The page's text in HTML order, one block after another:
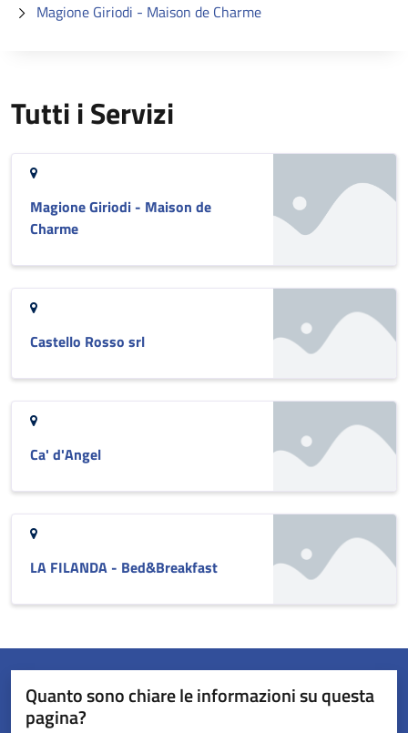
Magione Giriodi - Maison de Charme
Tutti i Servizi
Magione Giriodi - Maison de
Charme
Castello Rosso srl
Ca' d'Angel
LA FILANDA - Bed&Breakfast
Quanto sono chiare le informazioni su questa
pagina?